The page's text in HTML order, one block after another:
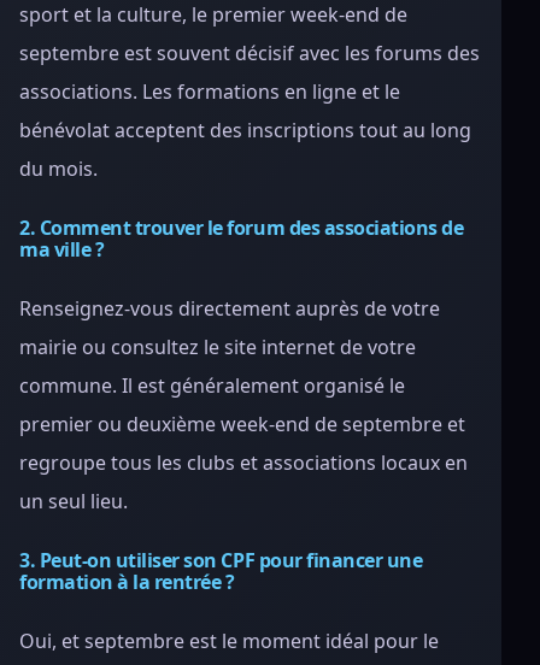
sport et la culture, le premier week-end de
septembre est souvent décisif avec les forums des
associations. Les formations en ligne et le
bénévolat acceptent des inscriptions tout au long
du mois.
2. Comment trouver le forum des associations de
ma ville ?
Renseignez-vous directement auprès de votre
mairie ou consultez le site internet de votre
commune. Il est généralement organisé le
premier ou deuxième week-end de septembre et
regroupe tous les clubs et associations locaux en
un seul lieu.
3. Peut-on utiliser son CPF pour financer une
formation à la rentrée ?
Oui, et septembre est le moment idéal pour le